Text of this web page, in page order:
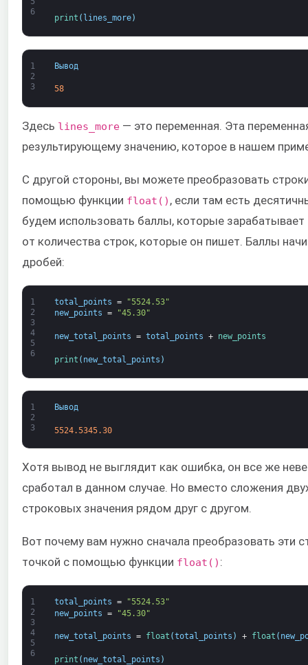
6
print ( lines_more)
1
2
3
Вывод
58
Здесь lines_more — это переменная. Эта
результирующему значению, которое в нашем
С другой стороны, вы можете преобразовать
помощью функции float() , если там есть
будем использовать баллы, которые зарабатывает
от количества строк, которые он пишет. Баллы
дробей:
1
2
3
4
5
6
total_points =
"5524.53"
new_points = "45.30"
new_total_points = total_points + new_points
print ( new_total_points )
1
2
3
Вывод
5524.5345.30
Хотя вывод не выглядит как ошибка, он все же
сработал в данном случае. Но вместо сложения
строковых значения рядом друг с другом.
Вот почему вам нужно сначала преобразовать эти
точкой с помощью функции float() :
1
2
3
4
5
6
total_points =
"5524.53"
new_points = "45.30"
new_total_points = float (total_points ) + float (
print ( new_total_points )